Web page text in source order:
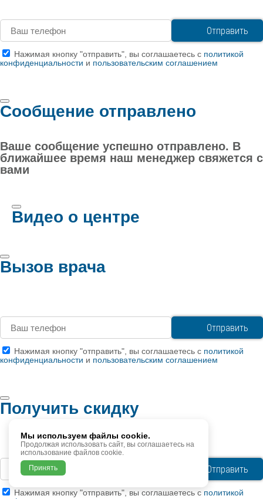
Мы используем файлы cookie.
Продолжая использовать сайт, вы соглашаетесь на
использование файлов cookie.
Принять
Нажимая кнопку "отправить", вы соглашаетесь с политикой
конфиденциальности и пользовательским соглашением
Сообщение отправлено
Ваше сообщение успешно отправлено. В
ближайшее время наш менеджер свяжется с
вами
Видео о центре
Вызов врача
Нажимая кнопку "отправить", вы соглашаетесь с политикой
конфиденциальности и пользовательским соглашением
Получить скидку
Нажимая кнопку "отправить", вы соглашаетесь с политикой